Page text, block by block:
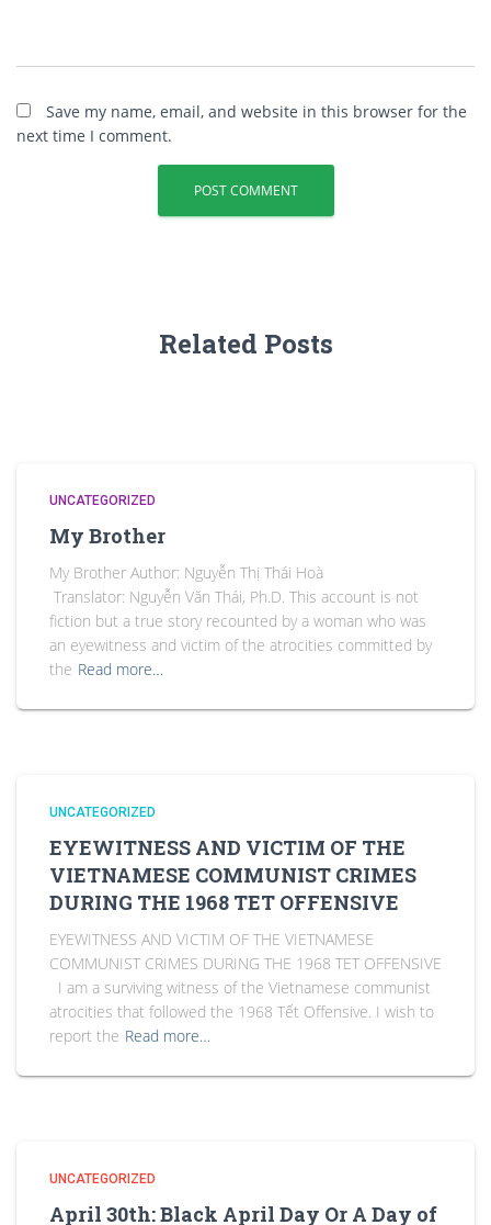
Save my name, email, and website in this browser for the
next time I comment.
Related Posts
UNCATEGORIZED
My Brother
My Brother Author: Nguyễn Thị Thái Hoà
Translator: Nguyễn Văn Thái, Ph.D. This account is not
fiction but a true story recounted by a woman who was
an eyewitness and victim of the atrocities committed by
the Read more…
UNCATEGORIZED
EYEWITNESS AND VICTIM OF THE
VIETNAMESE COMMUNIST CRIMES
DURING THE 1968 TET OFFENSIVE
EYEWITNESS AND VICTIM OF THE VIETNAMESE
COMMUNIST CRIMES DURING THE 1968 TET OFFENSIVE
I am a surviving witness of the Vietnamese communist
atrocities that followed the 1968 Tết Offensive. I wish to
report the Read more…
UNCATEGORIZED
April 30th: Black April Day Or A Day of